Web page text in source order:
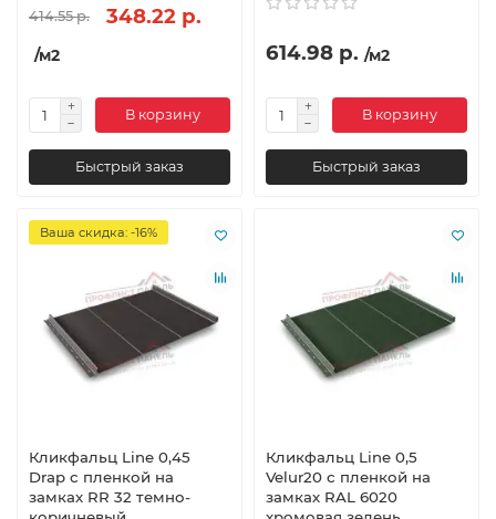
414.55 р. 348.22 р.
/м2
В корзину
Быстрый заказ
614.98 р. /м2
В корзину
Быстрый заказ
Ваша скидка: -16%
Кликфальц Line 0,45
Drap с пленкой на
замках RR 32 темно-
Кликфальц Line 0,5
Velur20 с пленкой на
замках RAL 6020